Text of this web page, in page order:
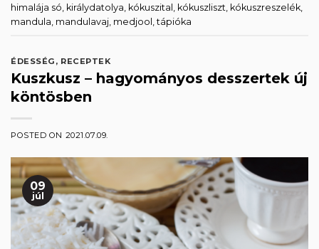
himalája só, királydatolya, kókuszital , kókuszliszt, kókuszreszelék,
mandula, mandulavaj, medjool ,tápióka
ÉDESSÉG , RECEPTEK
Kuszkusz – hagyományos desszertek új
köntösben
POSTED ON 2021.07.09.
09
júl